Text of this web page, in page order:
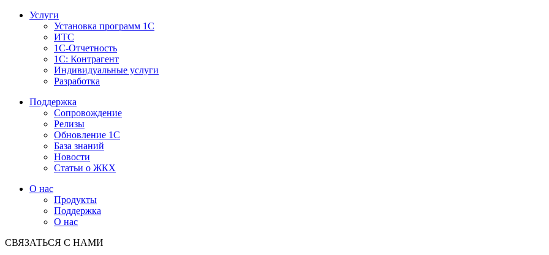
Услуги
Установка программ 1С
ИТС
1С-Отчетность
1С: Контрагент
Индивидуальные услуги
Разработка
Поддержка
Сопровождение
Релизы
Обновление 1С
База знаний
Новости
Статьи о ЖКХ
О нас
Продукты
Поддержка
О нас
СВЯЗАТЬСЯ С НАМИ